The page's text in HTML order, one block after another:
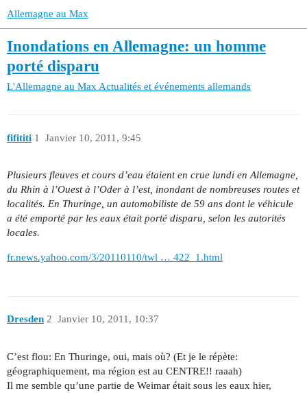
Allemagne au Max
Inondations en Allemagne: un homme
porté disparu
L'Allemagne au MaxActualités et événements allemands
fifititi Janvier 10, 2011, 9:45
1
Plusieurs fleuves et cours d’eau étaient en crue lundi en Allemagne,
du Rhin à l’Ouest à l’Oder à l’est, inondant de nombreuses routes et
localités. En Thuringe, un automobiliste de 59 ans dont le véhicule
a été emporté par les eaux était porté disparu, selon les autorités
locales.
fr.news.yahoo.com/3/20110110/twl … 422_1.html
Dresden Janvier 10, 2011, 10:37
2
C’est flou: En Thuringe, oui, mais où? (Et je le répète:
géographiquement, ma région est au CENTRE!! raaah)
Il me semble qu’une partie de Weimar était sous les eaux hier,